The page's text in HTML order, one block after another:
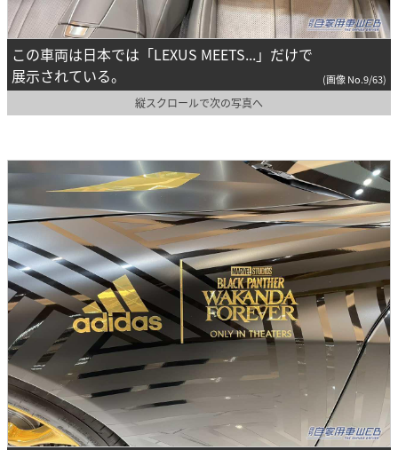
この車両は日本では「LEXUS MEETS...」だけで
展示されている。
(画像 No.9/63)
縦スクロールで次の写真へ